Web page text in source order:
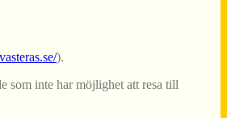
).
som inte har möjlighet att resa till